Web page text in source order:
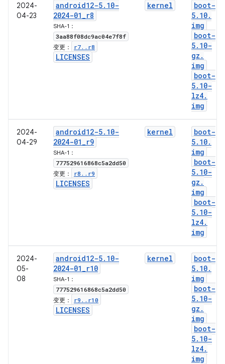
2024-
04-23
android12-5. 10-
2024-01_r8
SHA-1：
3aa88f08dc9ac04e7f8f
变更： r7. . r8
LICENSES
kernel
boot-
5. 10.
img
boot-
5. 10-
gz .
img
boot-
5. 10-
lz4.
img
2024-
04-29
android12-5. 10-
2024-01_r9
SHA-1：
777529616868c5a2dd50
变更： r8 . . r9
LICENSES
kernel
boot-
5. 10.
img
boot-
5. 10-
gz .
img
boot-
5. 10-
lz4.
img
2024-
05-
08
android12-5. 10-
2024-01_r10
SHA-1：
777529616868c5a2dd50
变更： r9 . . r10
LICENSES
kernel
boot-
5. 10.
img
boot-
5. 10-
gz .
img
boot-
5. 10-
lz4.
img